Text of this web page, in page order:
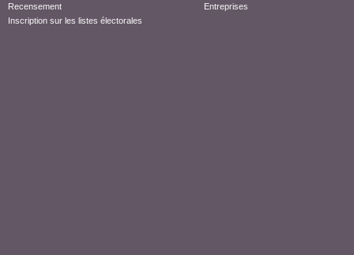
Recensement
Inscription sur les listes électorales
Entreprises